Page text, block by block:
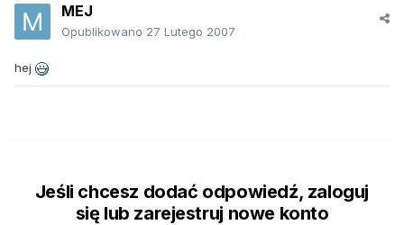
MEJ
Opublikowano 27 Lutego 2007
hej
Jeśli chcesz dodać odpowiedź, zaloguj
się lub zarejestruj nowe konto